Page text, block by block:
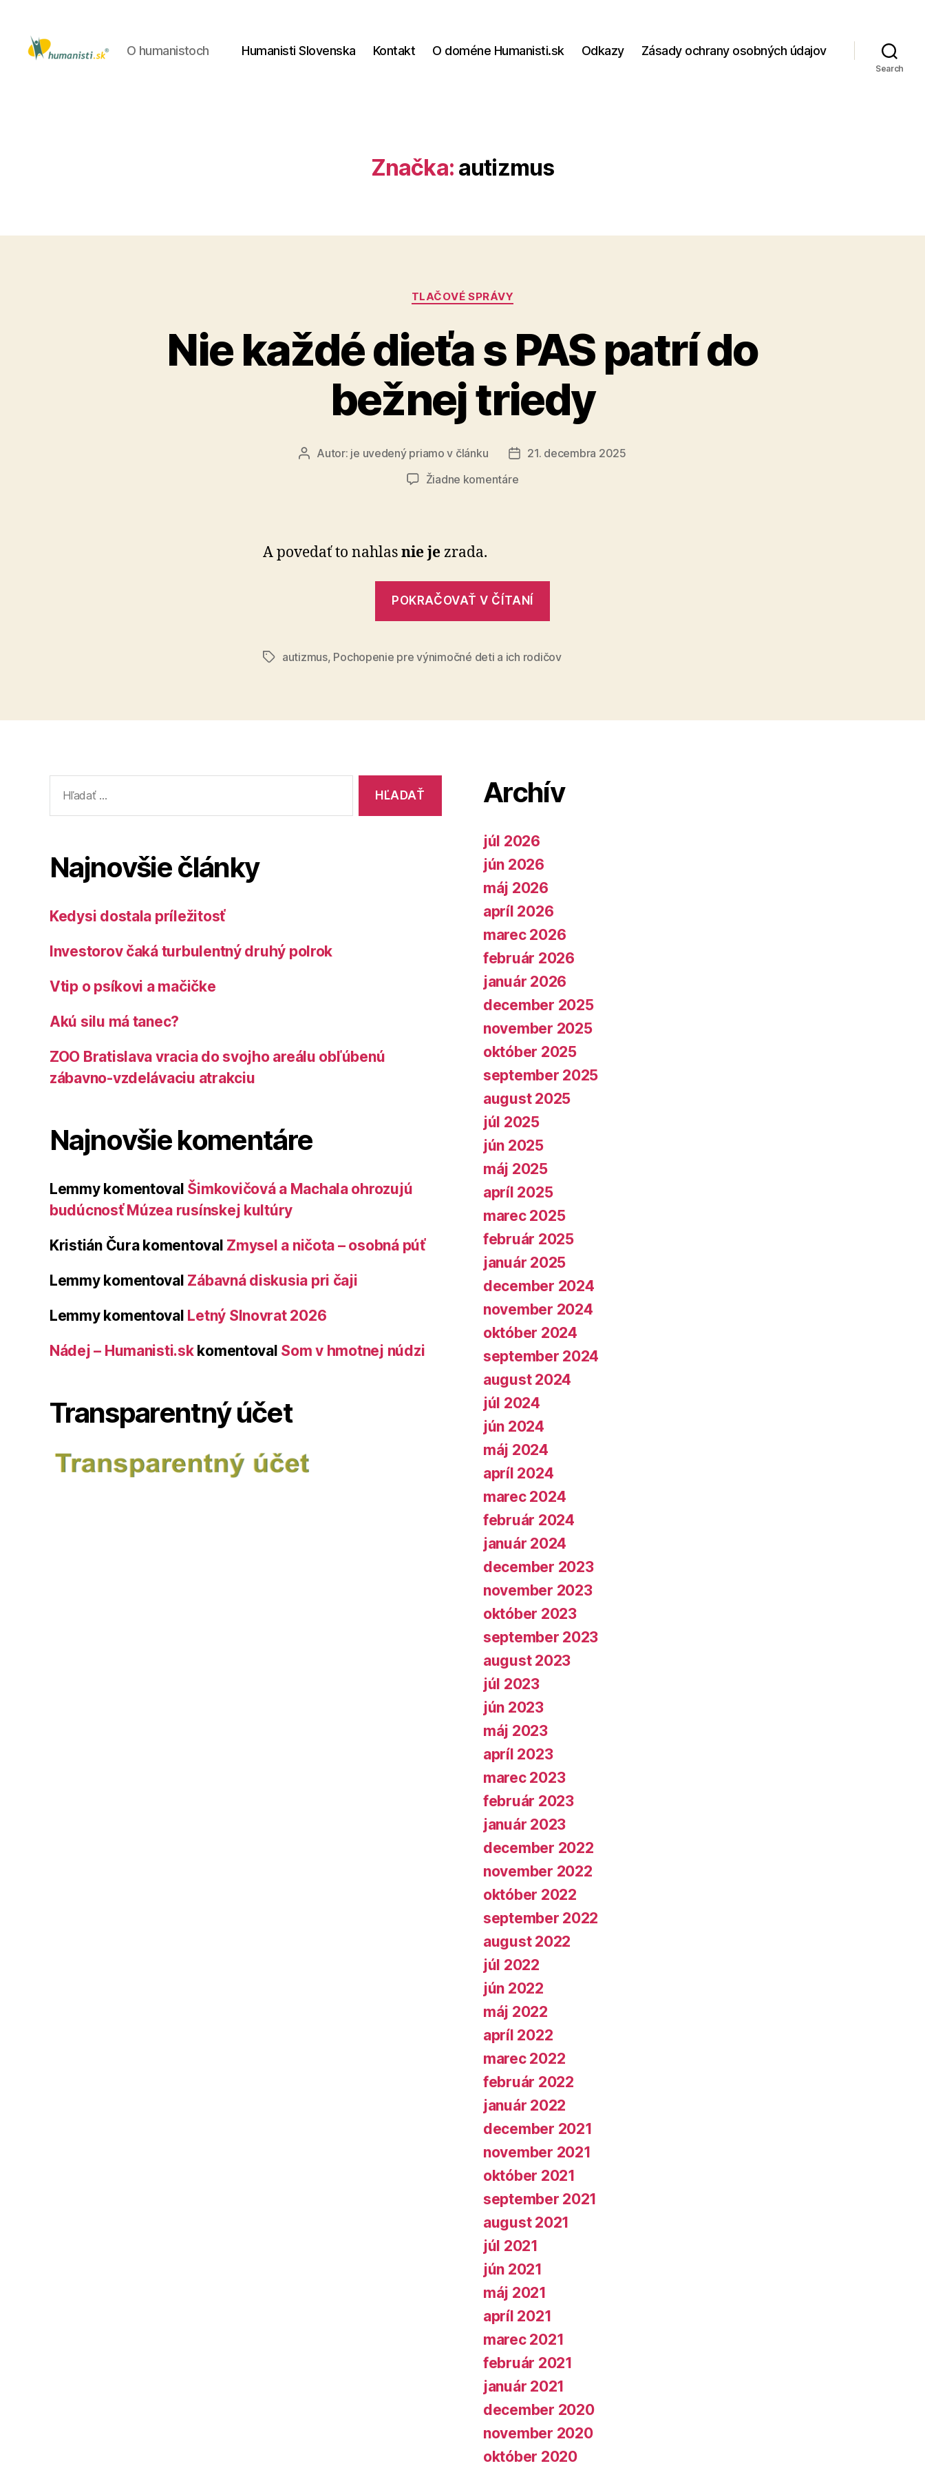
O humanistoch Humanisti Slovenska Kontakt O doméne Humanisti.sk Odkazy Zásady ochrany osobných údajov
Search
Značka: autizmus
Kategórie
TLAČOVÉ SPRÁVY
Nie každé dieťa s PAS patrí do
bežnej triedy
AutorAutor: je uvedený priamo v článku
Dátum
21. decembra 2025
Žiadne komentárena
do
A povedať to nahlasnie jezrada.
POKRAČOVAŤ V ČÍTANÍ
s
do
Značkyautizmus, Pochopenie pre výnimočné deti a ich rodičov
Najnovšie články
Kedysi dostala príležitosť
Investorov čaká turbulentný druhý polrok
Vtip o psíkovi a mačičke
Akú silu má tanec?
ZOO Bratislava vracia do svojho areálu obľúbenú
zábavno-vzdelávaciu atrakciu
Najnovšie komentáre
Lemmykomentoval Šimkovičová a Machala ohrozujú
budúcnosť Múzea rusínskej kultúry
Kristián Čurakomentoval Zmysel a ničota – osobná púť
Lemmykomentoval Zábavná diskusia pri čaji
Lemmykomentoval Letný Slnovrat 2026
Nádej – Humanisti.skkomentoval Som v hmotnej núdzi
Transparentný účet
Archív
júl 2026
jún 2026
máj 2026
apríl 2026
marec 2026
február 2026
január 2026
december 2025
november 2025
október 2025
september 2025
august 2025
júl 2025
jún 2025
máj 2025
apríl 2025
marec 2025
február 2025
január 2025
december 2024
november 2024
október 2024
september 2024
august 2024
júl 2024
jún 2024
máj 2024
apríl 2024
marec 2024
február 2024
január 2024
december 2023
november 2023
október 2023
september 2023
august 2023
júl 2023
jún 2023
máj 2023
apríl 2023
marec 2023
február 2023
január 2023
december 2022
november 2022
október 2022
september 2022
august 2022
júl 2022
jún 2022
máj 2022
apríl 2022
marec 2022
február 2022
január 2022
december 2021
november 2021
október 2021
september 2021
august 2021
júl 2021
jún 2021
máj 2021
apríl 2021
marec 2021
február 2021
január 2021
december 2020
november 2020
október 2020